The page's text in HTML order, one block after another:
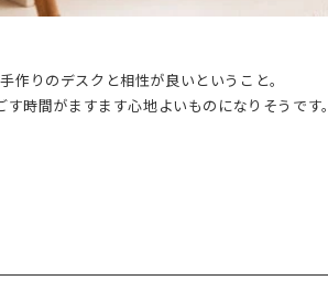
りのデスクと相性が良いということ。
時間がますます心地よいものになりそうです。